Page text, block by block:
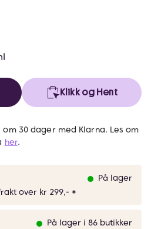
Klikk og Hent
om 30 dager med Klarna. Les om
her.
På lager
over kr 299,- *
På lager i 86 butikker